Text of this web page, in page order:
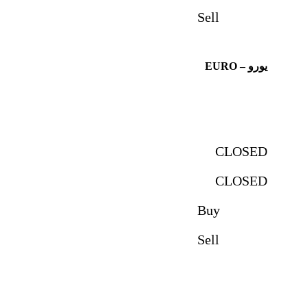
Sell
یورو – EURO
CLOSED
CLOSED
Buy
Sell